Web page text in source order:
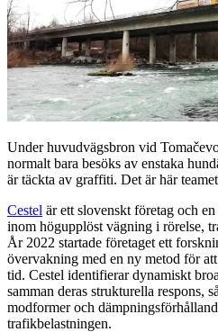
Under huvudvägsbron vid
normalt bara besöks av enstaka
är täckta av graffiti. Det är här
Cestel är ett slovenskt företag och
inom högupplöst vägning i rörelse,
År 2022 startade företaget ett
övervakning med en ny metod för
tid. Cestel identifierar dynamiskt
samman deras strukturella respons,
modformer och
trafikbelastningen.